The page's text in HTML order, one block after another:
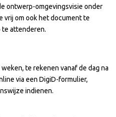
ontwerp-omgevingsvisie onder
vrij om ook het document te
te attenderen.
te rekenen vanaf de dag na
via een DigiD-formulier,
indienen.